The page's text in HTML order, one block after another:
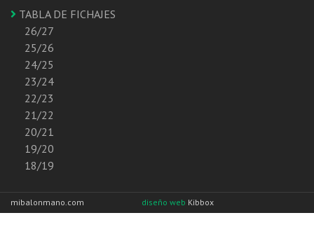
TABLA DE FICHAJES
26/27
25/26
24/25
23/24
22/23
21/22
20/21
19/20
18/19
mibalonmano.com diseño web Kibbox